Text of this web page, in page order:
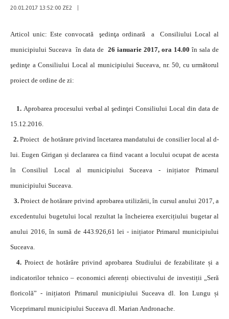
20.01.2017 13:52:00 ZE2
Articol unic: Este convocată şedinţa ordinară a Consiliului Local al
municipiului Suceava în data de 26 ianuarie 2017, ora 14.00 în sala de
şedinţe a Consiliului Local al municipiului Suceava, nr. 50, cu următorul
proiect de ordine de zi:
1. Aprobarea procesului verbal al şedinţei Consiliului Local din data de
15.12.2016.
2.Proiect de hotărare privind încetarea mandatului de consilier local al d-
lui. Eugen Girigan și declararea ca fiind vacant a locului ocupat de acesta
în Consiliul Local al municipiului Suceava - inițiator Primarul
municipiului Suceava.
3.Proiect de hotărare privind aprobarea utilizării, în cursul anului 2017, a
excedentului bugetului local rezultat la încheierea exercițiului bugetar al
anului 2016, în sumă de 443.926,61 lei - inițiator Primarul municipiului
Suceava.
4. Proiect de hotărâre privind aprobarea Studiului de fezabilitate și a
indicatorilor tehnico – economici aferenți obiectivului de investiții „Seră
floricolă” - inițiatori Primarul municipiului Suceava dl. Ion Lungu și
Viceprimarul municipiului Suceava dl. Marian Andronache.